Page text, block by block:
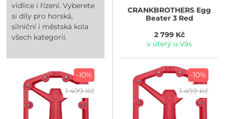
vidlice i řízení. Vyberete
si díly pro horská,
silniční i městská kola
všech kategorií.
CRANKBROTHERS Egg
Beater 3 Red
2 799 Kč
v úterý u Vás
-10%
1 499 Kč
-10%
1 499 Kč